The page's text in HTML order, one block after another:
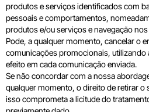
produtos e serviços identificados com
pessoais e comportamentos,
produtos e/ou serviços e navegação
Pode, a qualquer momento, cancelar o
comunicações promocionais,
efeito em cada comunicação enviada.
Se não concordar com a nossa
qualquer momento, o direito de retirar o
isso comprometa a licitude do